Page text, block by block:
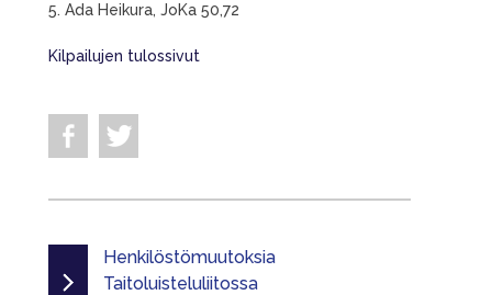
5. Ada Heikura, JoKa 50,72
Kilpailujen tulossivut
Henkilöstömuutoksia
Taitoluisteluliitossa